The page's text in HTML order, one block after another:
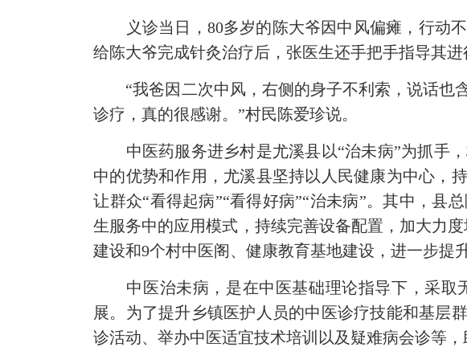
义诊当日，80多岁的陈大爷因中风偏瘫，行动不
给陈大爷完成针灸治疗后，张医生还手把手指导其进
“我爸因二次中风，右侧的身子不利索，说话也
诊疗，真的很感谢。”村民陈爱珍说。
中医药服务进乡村是尤溪县以“治未病”为抓手，
中的优势和作用，尤溪县坚持以人民健康为中心，
让群众“看得起病”“看得好病”“治未病”。其中，县
生服务中的应用模式，持续完善设备配置，加大力
建设和9个村中医阁、健康教育基地建设，进一步提
中医治未病，是在中医基础理论指导下，采取
展。为了提升乡镇医护人员的中医诊疗技能和基层
诊活动、举办中医适宜技术培训以及疑难病会诊等